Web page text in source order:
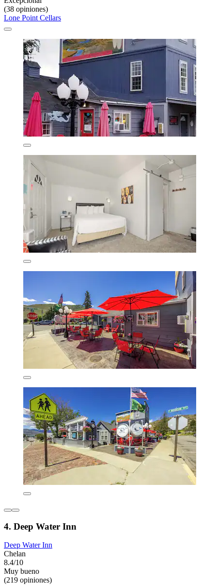
(38 opiniones)
Lone Point Cellars
4. Deep Water Inn
Deep Water Inn
Chelan
8.4/10
Muy bueno
(219 opiniones)